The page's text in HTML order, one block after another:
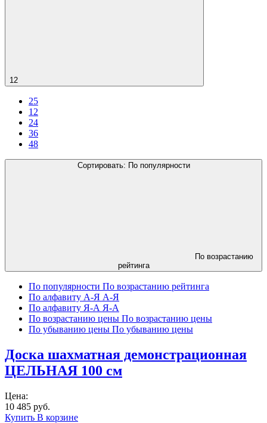
12
25
12
24
36
48
Сортировать: По популярности
По возрастанию
рейтинга
По популярности По возрастанию рейтинга
По алфавиту А-Я А-Я
По алфавиту Я-А Я-А
По возрастанию цены По возрастанию цены
По убыванию цены По убыванию цены
Доска шахматная демонстрационная
ЦЕЛЬНАЯ 100 см
Цена:
10 485 руб.
Купить В корзине